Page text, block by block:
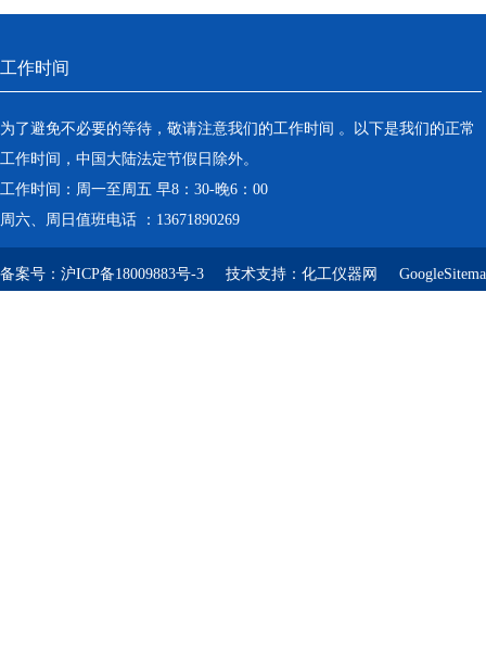
工作时间
为了避免不必要的等待，敬请注意我们的工作时间 。以下是我们的正常
工作时间，中国大陆法定节假日除外。
工作时间：周一至周五 早8：30-晚6：00
周六、周日值班电话 ：13671890269
备案号： 沪ICP备18009883号-3 技术支持： 化工仪器网